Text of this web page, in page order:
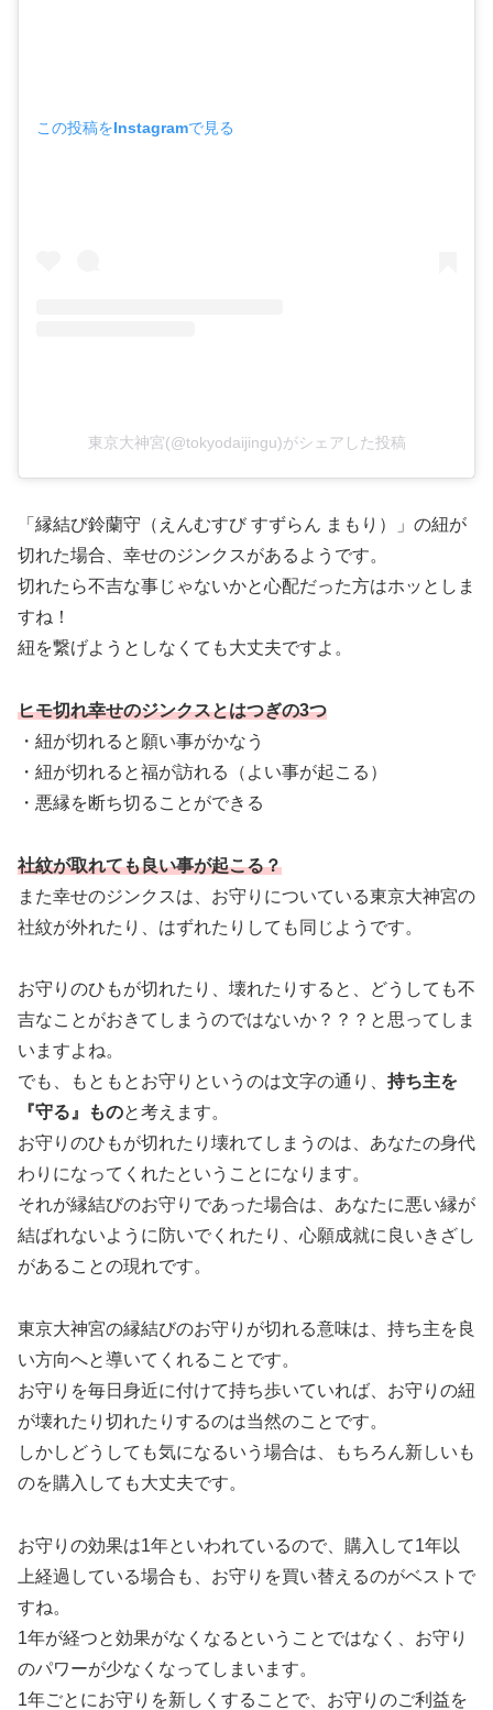
この投稿をInstagramで見る
東京大神宮(@tokyodaijingu)がシェアした投稿
「縁結び鈴蘭守（えんむすび すずらん まもり）」の紐が
切れた場合、幸せのジンクスがあるようです。
切れたら不吉な事じゃないかと心配だった方はホッとしま
すね！
紐を繋げようとしなくても大丈夫ですよ。
ヒモ切れ幸せのジンクスとはつぎの3つ
・紐が切れると願い事がかなう
・紐が切れると福が訪れる（よい事が起こる）
・悪縁を断ち切ることができる
社紋が取れても良い事が起こる？
また幸せのジンクスは、お守りについている東京大神宮の
社紋が外れたり、はずれたりしても同じようです。
お守りのひもが切れたり、壊れたりすると、どうしても不
吉なことがおきてしまうのではないか？？？と思ってしま
いますよね。
でも、もともとお守りというのは文字の通り、 持ち主を
『守る』ものと考えます。
お守りのひもが切れたり壊れてしまうのは、あなたの身代
わりになってくれたということになります。
それが縁結びのお守りであった場合は、あなたに悪い縁が
結ばれないように防いでくれたり、心願成就に良いきざし
があることの現れです。
東京大神宮の縁結びのお守りが切れる意味は、持ち主を良
い方向へと導いてくれることです。
お守りを毎日身近に付けて持ち歩いていれば、お守りの紐
が壊れたり切れたりするのは当然のことです。
しかしどうしても気になるいう場合は、もちろん新しいも
のを購入しても大丈夫です。
お守りの効果は1年といわれているので、購入して1年以
上経過している場合も、お守りを買い替えるのがベストで
すね。
1年が経つと効果がなくなるということではなく、お守り
のパワーが少なくなってしまいます。
1年ごとにお守りを新しくすることで、お守りのご利益を